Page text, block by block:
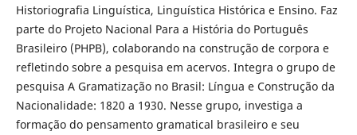
Historiografia Linguística, Linguística Histórica e Ensino. Faz
parte do Projeto Nacional Para a História do Português
Brasileiro (PHPB), colaborando na construção de corpora e
refletindo sobre a pesquisa em acervos. Integra o grupo de
pesquisa A Gramatização no Brasil: Língua e Construção da
Nacionalidade: 1820 a 1930. Nesse grupo, investiga a
formação do pensamento gramatical brasileiro e seu